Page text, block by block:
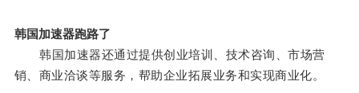
韩国加速器跑路了
韩国加速器还通过提供创业培训、技术咨询、市场营
销、商业洽谈等服务，帮助企业拓展业务和实现商业化。